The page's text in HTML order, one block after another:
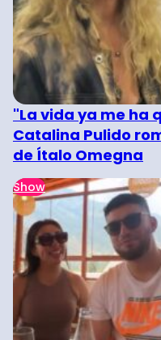
"La vida ya me ha
Catalina Pulido
de Ítalo Omegna
Show